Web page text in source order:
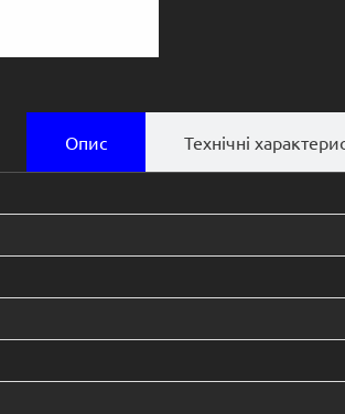
Опис Технічні